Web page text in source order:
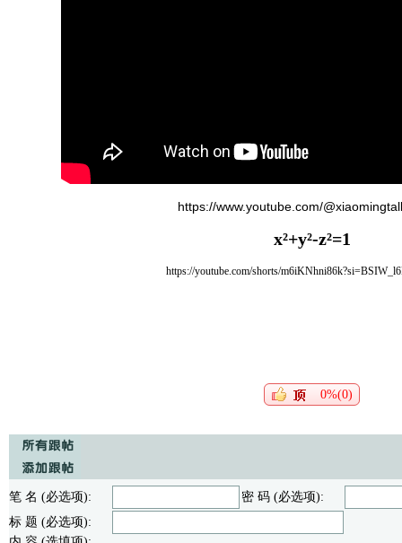
https://www.youtube.com/
x²+y²-z²=1
https://youtube.com/shorts/
0%(0)
笔 名 (必选项):
密 码 (必选项):
标 题 (必选项):